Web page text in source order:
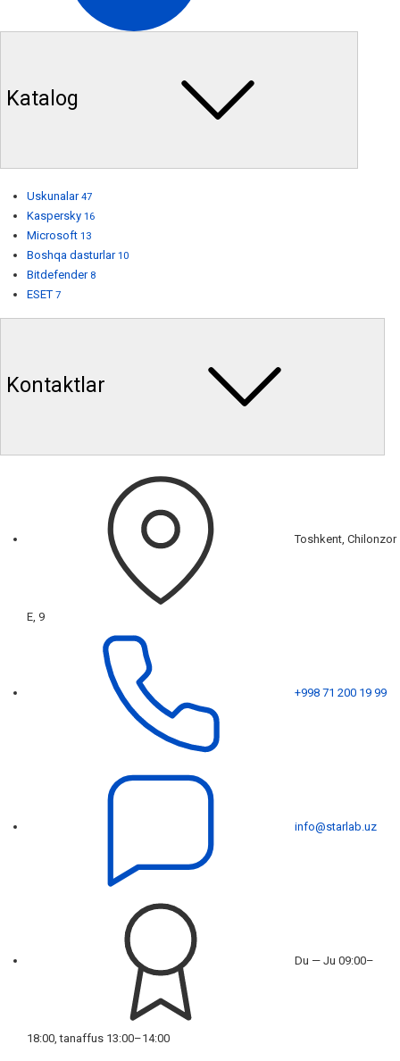
Katalog
Uskunalar 47
Kaspersky 16
Microsoft 13
Boshqa dasturlar 10
Bitdefender 8
ESET 7
Kontaktlar
Toshkent, Chilonzor
E, 9
+998 71 200 19 99
info@starlab.uz
Du — Ju 09:00–
18:00, tanaffus 13:00–14:00